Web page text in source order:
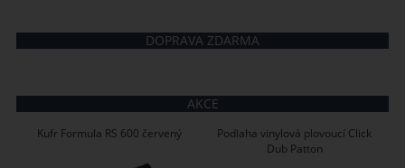
DOPRAVA ZDARMA
AKCE
Kufr Formula RS 600 červený
Podlaha vinylová plovoucí Click
Dub Patton